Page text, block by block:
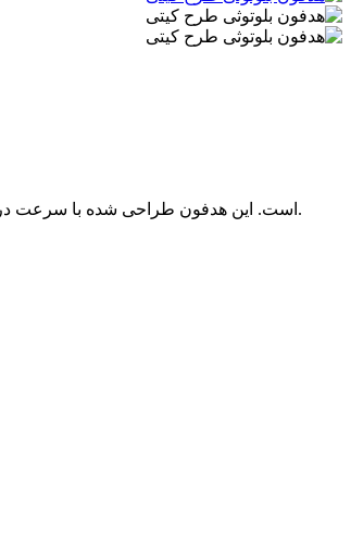
هدفون بلوتوث AH-806D گزینه ای عالی برای هدیه دادن در مناسبت های مختلف مانند تولد ، جشن ، کریسمس وine است. این هدفون طراحی شده با سرعت در بین دختران خانم ها طرفداران زیادی دارد.